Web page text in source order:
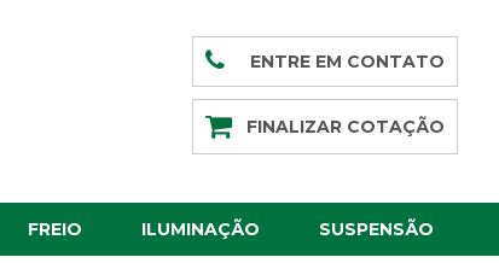
ENTRE EM CONTATO
FINALIZAR COTAÇÃO
FREIO ILUMINAÇÃO SUSPENSÃO